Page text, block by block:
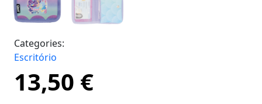
Categories:
Escritório
13,50 €